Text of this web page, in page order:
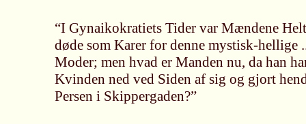
“I Gynaikokratiets Tider var Mændene
døde som Karer for denne mystisk-hellige
Moder; men hvad er Manden nu, da han
Kvinden ned ved Siden af sig og gjort
Persen i Skippergaden?”